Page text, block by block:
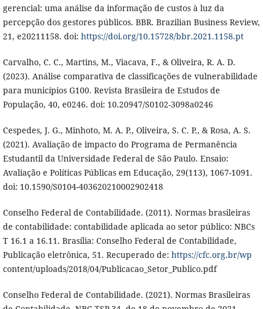
gerencial: uma análise da informação de custos à luz da
percepção dos gestores públicos. BBR. Brazilian Business Review,
21, e20211158. doi: https://doi.org/10.15728/bbr.2021.1158.pt
Carvalho, C. C., Martins, M., Viacava, F., & Oliveira, R. A. D.
(2023). Análise comparativa de classificações de vulnerabilidade
para municípios G100. Revista Brasileira de Estudos de
População, 40, e0246. doi: 10.20947/S0102-3098a0246
Cespedes, J. G., Minhoto, M. A. P., Oliveira, S. C. P., & Rosa, A. S.
(2021). Avaliação de impacto do Programa de Permanência
Estudantil da Universidade Federal de São Paulo. Ensaio:
Avaliação e Políticas Públicas em Educação, 29(113), 1067-1091.
doi: 10.1590/S0104-403620210002902418
Conselho Federal de Contabilidade. (2011). Normas brasileiras
de contabilidade: contabilidade aplicada ao setor público: NBCs
T 16.1 a 16.11. Brasília: Conselho Federal de Contabilidade,
Publicação eletrônica, 51. Recuperado de: https://cfc.org.br/wp
content/uploads/2018/04/Publicacao_Setor_Publico.pdf
Conselho Federal de Contabilidade. (2021). Normas Brasileiras